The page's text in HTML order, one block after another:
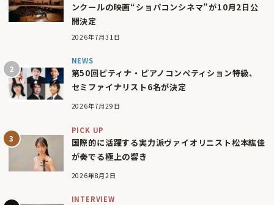
ンクールの映画“ショパコンシネマ”が10月2日公
開決定
2026年7月31日
NEWS
第50回ピティナ・ピアノコンペティション特級、
セミファイナリスト6名が決定
2026年7月29日
PICK UP
国際的に活躍する実力派ヴァイオリニスト松本紘佳
が奏でる極上の響き
2026年8月2日
INTERVIEW